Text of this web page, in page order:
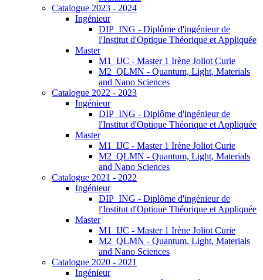
Catalogue 2023 - 2024
Ingénieur
DIP_ING - Diplôme d'ingénieur de
l'Institut d'Optique Théorique et Appliquée
Master
M1_IJC - Master 1 Irène Joliot Curie
M2_QLMN - Quantum, Light, Materials
and Nano Sciences
Catalogue 2022 - 2023
Ingénieur
DIP_ING - Diplôme d'ingénieur de
l'Institut d'Optique Théorique et Appliquée
Master
M1_IJC - Master 1 Irène Joliot Curie
M2_QLMN - Quantum, Light, Materials
and Nano Sciences
Catalogue 2021 - 2022
Ingénieur
DIP_ING - Diplôme d'ingénieur de
l'Institut d'Optique Théorique et Appliquée
Master
M1_IJC - Master 1 Irène Joliot Curie
M2_QLMN - Quantum, Light, Materials
and Nano Sciences
Catalogue 2020 - 2021
Ingénieur